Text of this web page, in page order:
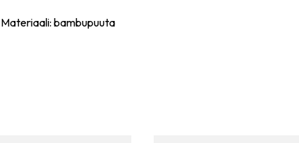
Materiaali: bambupuuta